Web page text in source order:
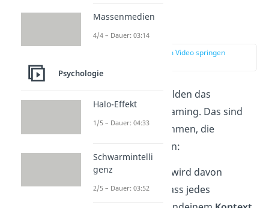
Vorannahme
zur Stelle im Video springen
Die Vorannahmen bilden das
Fundamentfür Reframing. Das sind
grundlegende Annahmen, die
vorausgesetz werden:
Beim Reframing wird davon
ausgegangen, dass jedes
Massenmedien
4/4 – Dauer: 03:14
Psychologie
Halo-Effekt
1/5 – Dauer: 04:33
Schwarmintelli
genz
2/5 – Dauer: 03:52